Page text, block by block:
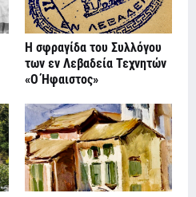
Η σφραγίδα του Συλλόγου
των εν Λεβαδεία Τεχνητών
«Ο Ήφαιστος»